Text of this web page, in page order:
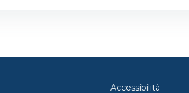
Accessibilità